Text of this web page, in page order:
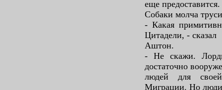
еще предоставится.
Собаки молча
- Какая
Цитадели, - сказал
Аштон.
- Не скажи.
достаточно
людей для
Миграции. Но люди